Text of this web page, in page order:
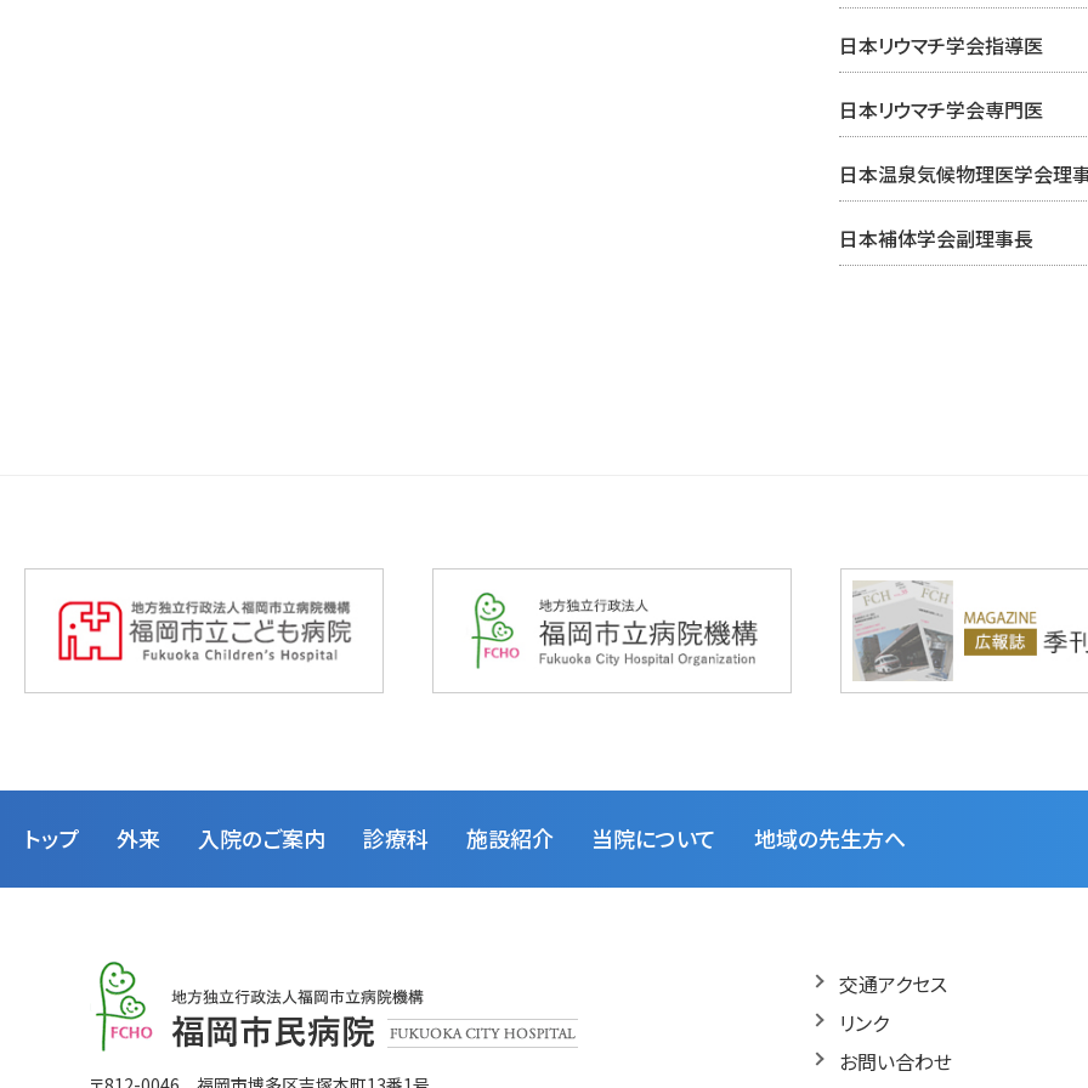
日本リウマチ学会指導医
日本リウマチ学会専門医
日本温泉気候物理医学会理
日本補体学会副理事長
トップ 外来 入院のご案内 診療科 施設紹介 当院について 地域の先生方へ
福
岡
市
福
交通アクセス
リンク
お問い合わせ